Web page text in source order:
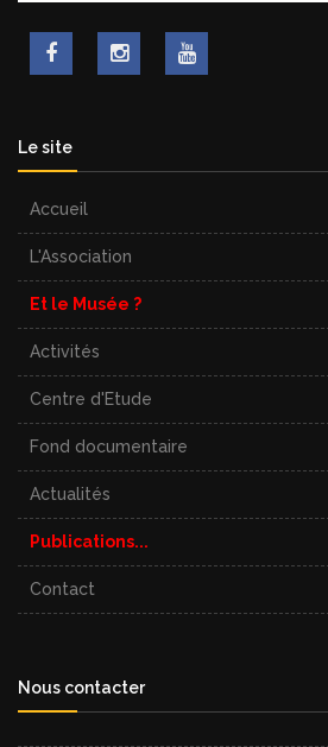
Le site
Accueil
L'Association
Et le Musée ?
Activités
Centre d'Etude
Fond documentaire
Actualités
Publications...
Contact
Nous contacter